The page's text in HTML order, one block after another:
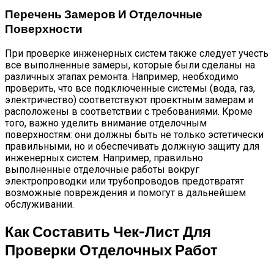
Перечень Замеров И Отделочные
Поверхности
При проверке инженерных систем также следует учесть
все выполненные замеры, которые были сделаны на
различных этапах ремонта. Например, необходимо
проверить, что все подключенные системы (вода, газ,
электричество) соответствуют проектным замерам и
расположены в соответствии с требованиями. Кроме
того, важно уделить внимание отделочным
поверхностям: они должны быть не только эстетически
правильными, но и обеспечивать должную защиту для
инженерных систем. Например, правильно
выполненные отделочные работы вокруг
электропроводки или трубопроводов предотвратят
возможные повреждения и помогут в дальнейшем
обслуживании.
Как Составить Чек-Лист Для
Проверки Отделочных Работ